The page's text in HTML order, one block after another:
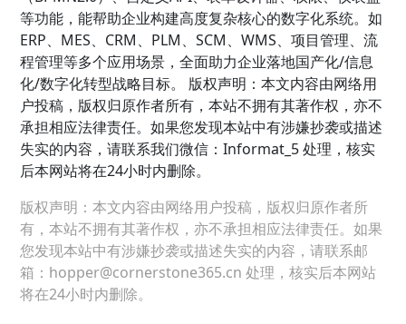
等功能，能帮助企业构建高度复杂核心的数字化系统。如
ERP、MES、CRM、PLM、SCM、WMS、项目管理、流
程管理等多个应用场景，全面助力企业落地国产化/信息
化/数字化转型战略目标。 版权声明：本文内容由网络用
户投稿，版权归原作者所有，本站不拥有其著作权，亦不
承担相应法律责任。如果您发现本站中有涉嫌抄袭或描述
失实的内容，请联系我们微信：Informat_5 处理，核实
后本网站将在24小时内删除。
版权声明：本文内容由网络用户投稿，版权归原作者所
有，本站不拥有其著作权，亦不承担相应法律责任。如果
您发现本站中有涉嫌抄袭或描述失实的内容，请联系邮
箱：hopper@cornerstone365.cn 处理，核实后本网站
将在24小时内删除。